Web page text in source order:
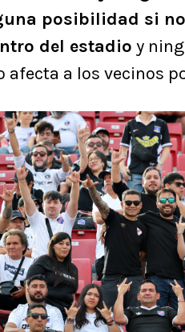
posibilidad si
del estadio y
afecta a los vecinos